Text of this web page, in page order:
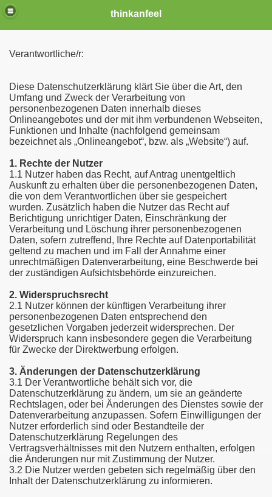
thinkanfeel
Verantwortliche/r:
Diese Datenschutzerklärung klärt Sie über die Art, den
Umfang und Zweck der Verarbeitung von
personenbezogenen Daten innerhalb dieses
Onlineangebotes und der mit ihm verbundenen Webseiten,
Funktionen und Inhalte (nachfolgend gemeinsam
bezeichnet als „Onlineangebot“, bzw. als „Website“) auf.
1. Rechte der Nutzer
1.1 Nutzer haben das Recht, auf Antrag unentgeltlich
Auskunft zu erhalten über die personenbezogenen Daten,
die von dem Verantwortlichen über sie gespeichert
wurden. Zusätzlich haben die Nutzer das Recht auf
Berichtigung unrichtiger Daten, Einschränkung der
Verarbeitung und Löschung ihrer personenbezogenen
Daten, sofern zutreffend, Ihre Rechte auf Datenportabilität
geltend zu machen und im Fall der Annahme einer
unrechtmäßigen Datenverarbeitung, eine Beschwerde bei
der zuständigen Aufsichtsbehörde einzureichen.
2. Widerspruchsrecht
2.1 Nutzer können der künftigen Verarbeitung ihrer
personenbezogenen Daten entsprechend den
gesetzlichen Vorgaben jederzeit widersprechen. Der
Widerspruch kann insbesondere gegen die Verarbeitung
für Zwecke der Direktwerbung erfolgen.
3. Änderungen der Datenschutzerklärung
3.1 Der Verantwortliche behält sich vor, die
Datenschutzerklärung zu ändern, um sie an geänderte
Rechtslagen, oder bei Änderungen des Dienstes sowie der
Datenverarbeitung anzupassen. Sofern Einwilligungen der
Nutzer erforderlich sind oder Bestandteile der
Datenschutzerklärung Regelungen des
Vertragsverhältnisses mit den Nutzern enthalten, erfolgen
die Änderungen nur mit Zustimmung der Nutzer.
3.2 Die Nutzer werden gebeten sich regelmäßig über den
Inhalt der Datenschutzerklärung zu informieren.